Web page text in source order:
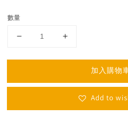
數量
加入購物
Add to